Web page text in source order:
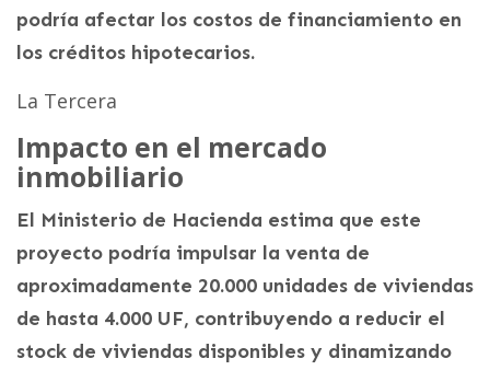
podría afectar los costos de financiamiento en
los créditos hipotecarios.
La Tercera
Impacto en el mercado
inmobiliario
El Ministerio de Hacienda estima que este
proyecto podría impulsar la venta de
aproximadamente 20.000 unidades de viviendas
de hasta 4.000 UF, contribuyendo a reducir el
stock de viviendas disponibles y dinamizando